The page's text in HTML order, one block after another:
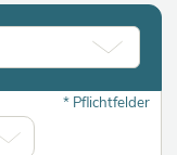
*Pflichtfelder